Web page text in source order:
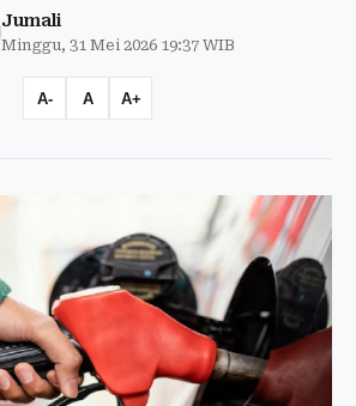
Jumali
Minggu, 31 Mei 2026 19:37 WIB
A- A A+